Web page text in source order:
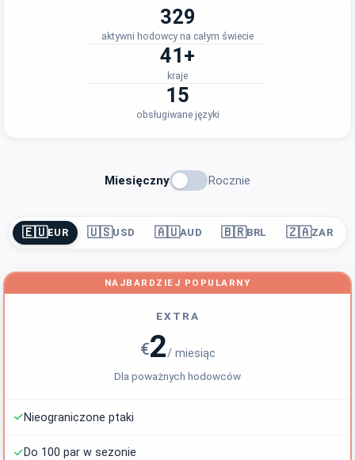
329
aktywni hodowcy na całym świecie
41+
kraje
15
obsługiwane języki
Miesięczny Rocznie
🇪🇺EUR 🇺🇸USD 🇦🇺AUD 🇧🇷BRL 🇿🇦ZAR
NAJBARDZIEJ POPULARNY
EXTRA
€2/ miesiąc
Dla poważnych hodowców
Nieograniczone ptaki
Do 100 par w sezonie